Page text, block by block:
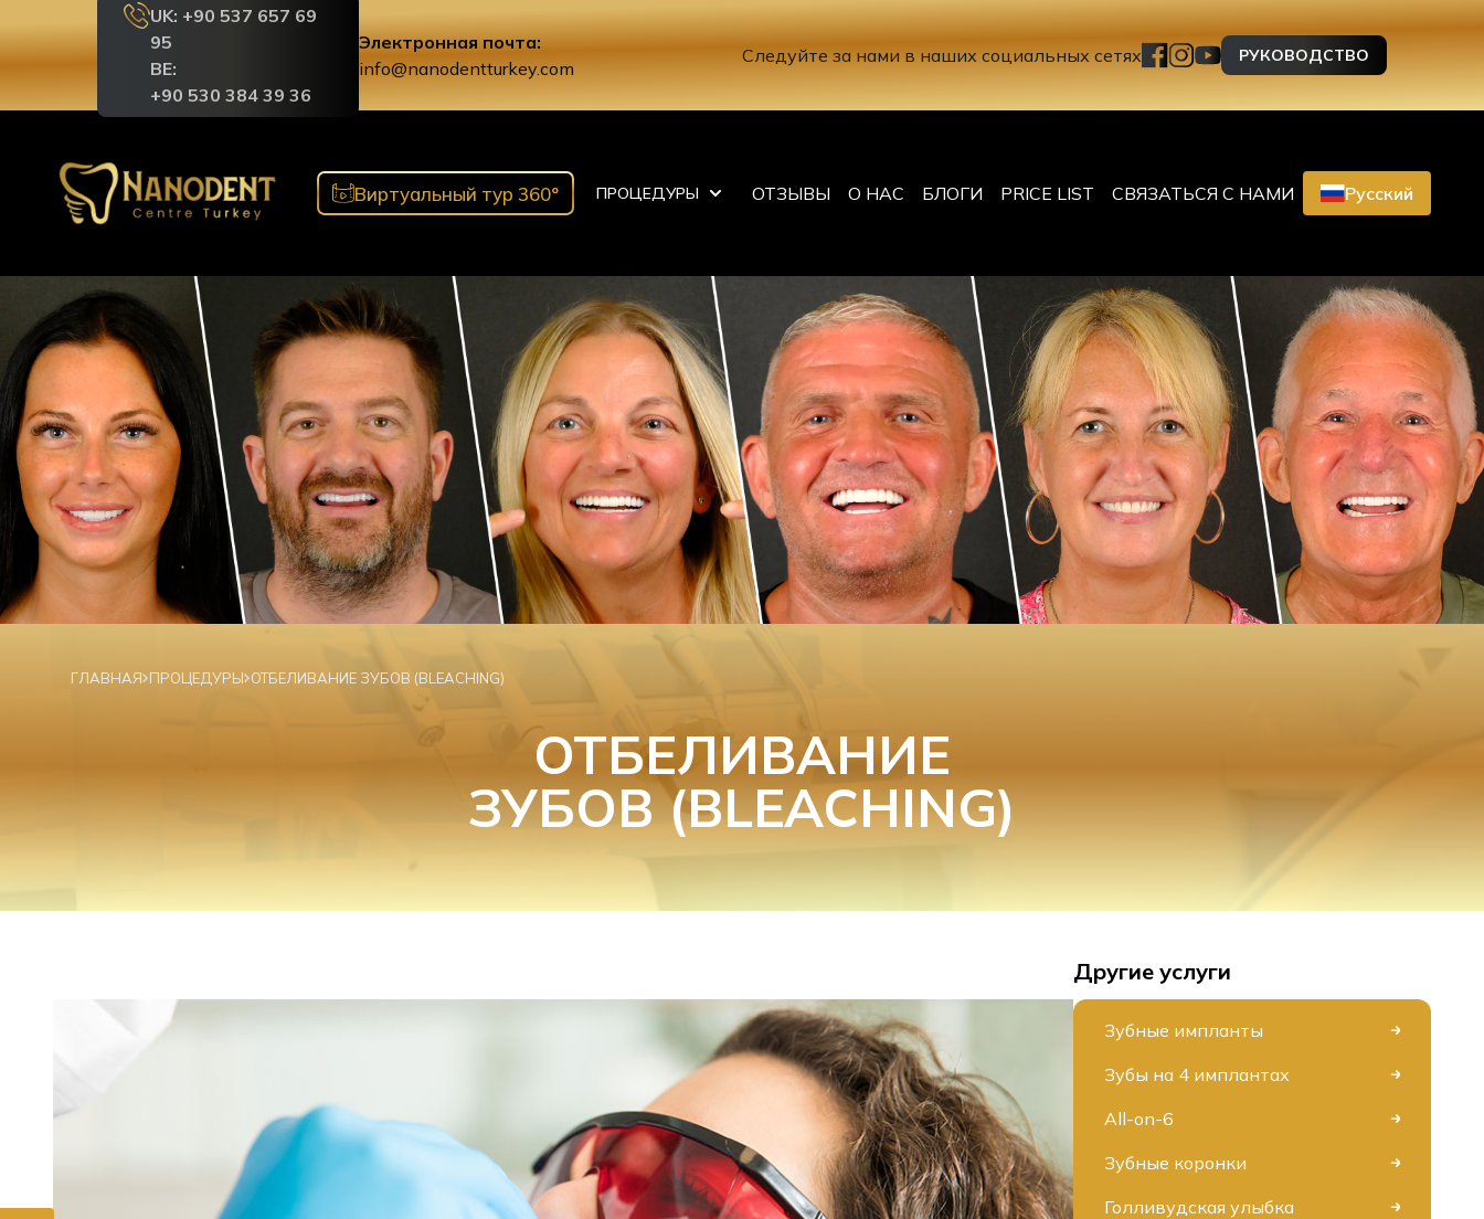
UK: +90 537 657 69
95
BE:
+90 530 384 39 36
Электронная почта:
info@nanodentturkey.com
Следуйте за нами в наших социальных сетях РУКОВОДСТВО
Виртуальный тур 360° ПРОЦЕДУРЫ ОТЗЫВЫ О НАС БЛОГИ PRICE LIST СВЯЗАТЬСЯ С НАМИ Русский
ГЛАВНАЯ ПРОЦЕДУРЫ ОТБЕЛИВАНИЕ ЗУБОВ (BLEACHING)
ОТБЕЛИВАНИЕ
ЗУБОВ (BLEACHING)
Другие услуги
Зубные импланты
Зубы на 4 имплантах
All-on-6
Зубные коронки
Голливудская улыбка